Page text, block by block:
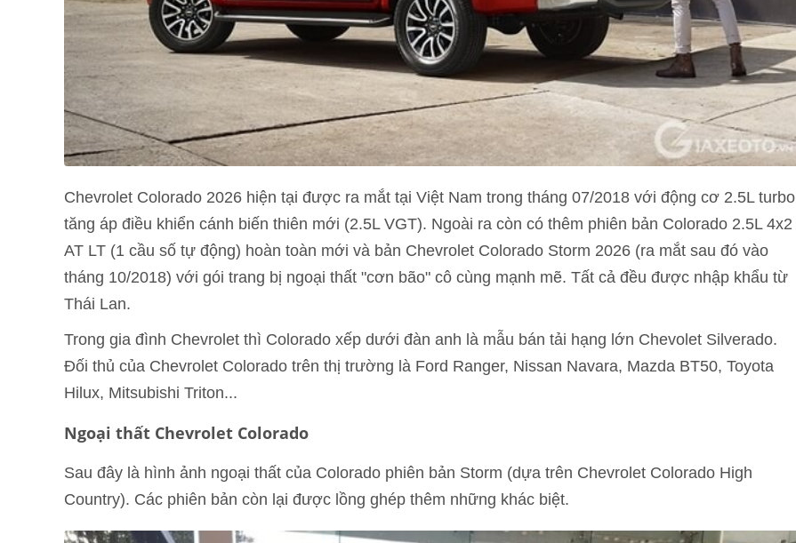
Chevrolet Colorado 2026 hiện tại được ra mắt tại Việt Nam trong tháng 07/2018 với động cơ 2.5L turbo
tăng áp điều khiển cánh biến thiên mới (2.5L VGT). Ngoài ra còn có thêm phiên bản Colorado 2.5L 4x2
AT LT (1 cầu số tự động) hoàn toàn mới và bản Chevrolet Colorado Storm 2026 (ra mắt sau đó vào
tháng 10/2018) với gói trang bị ngoại thất "cơn bão" cô cùng mạnh mẽ. Tất cả đều được nhập khẩu từ
Thái Lan.
Trong gia đình Chevrolet thì Colorado xếp dưới đàn anh là mẫu bán tải hạng lớn Chevolet Silverado.
Đối thủ của Chevrolet Colorado trên thị trường là Ford Ranger, Nissan Navara, Mazda BT50, Toyota
Hilux, Mitsubishi Triton...
Ngoại thất Chevrolet Colorado
Sau đây là hình ảnh ngoại thất của Colorado phiên bản Storm (dựa trên Chevrolet Colorado High
Country). Các phiên bản còn lại được lồng ghép thêm những khác biệt.